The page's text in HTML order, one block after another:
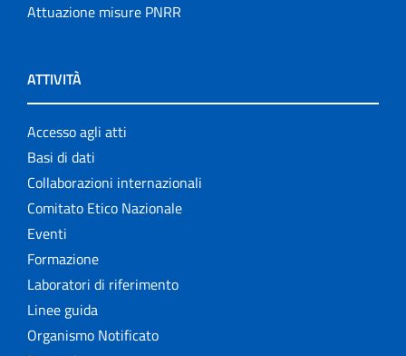
Attuazione misure PNRR
ATTIVITÀ
Accesso agli atti
Basi di dati
Collaborazioni internazionali
Comitato Etico Nazionale
Eventi
Formazione
Laboratori di riferimento
Linee guida
Organismo Notificato